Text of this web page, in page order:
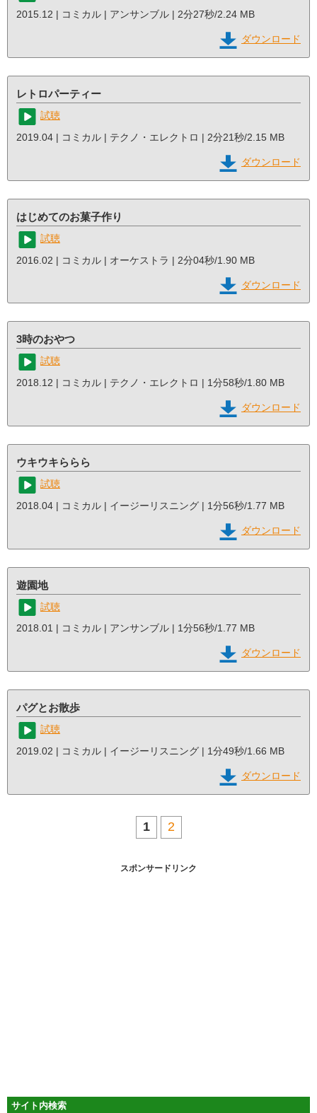
2015.12 | コミカル | アンサンブル | 2分27秒/2.24 MB
ダウンロード
レトロパーティー
試聴
2019.04 | コミカル | テクノ・エレクトロ | 2分21秒/2.15 MB
ダウンロード
はじめてのお菓子作り
試聴
2016.02 | コミカル | オーケストラ | 2分04秒/1.90 MB
ダウンロード
3時のおやつ
試聴
2018.12 | コミカル | テクノ・エレクトロ | 1分58秒/1.80 MB
ダウンロード
ウキウキららら
試聴
2018.04 | コミカル | イージーリスニング | 1分56秒/1.77 MB
ダウンロード
遊園地
試聴
2018.01 | コミカル | アンサンブル | 1分56秒/1.77 MB
ダウンロード
パグとお散歩
試聴
2019.02 | コミカル | イージーリスニング | 1分49秒/1.66 MB
ダウンロード
1 2
スポンサードリンク
サイト内検索